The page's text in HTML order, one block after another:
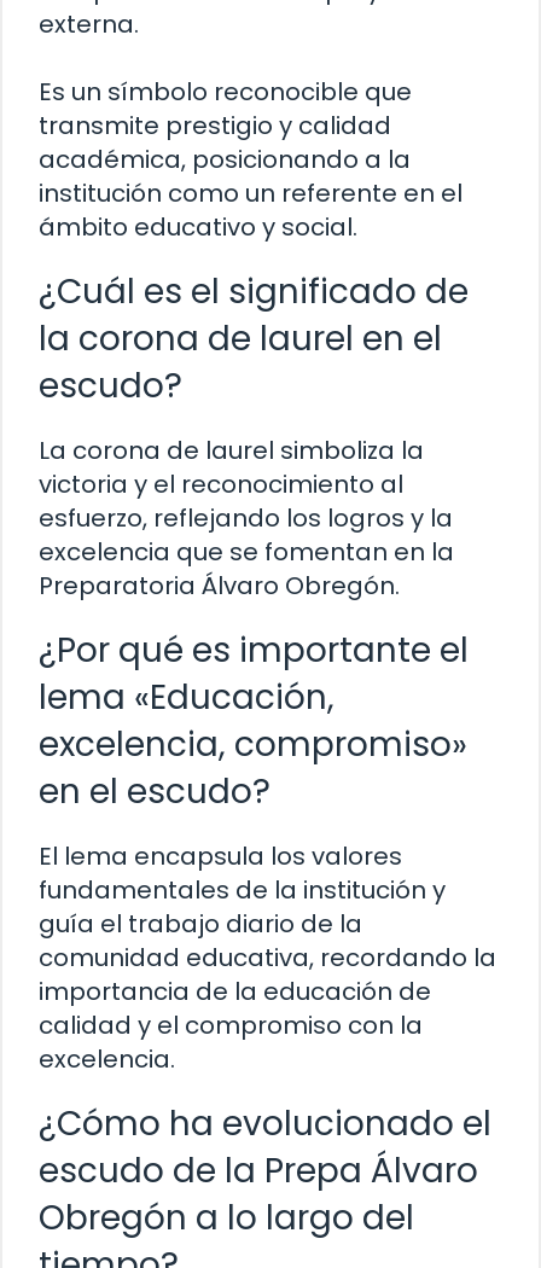
externa.
Es un símbolo reconocible que
transmite prestigio y calidad
académica, posicionando a la
institución como un referente en el
ámbito educativo y social.
¿Cuál es el significado de
la corona de laurel en el
escudo?
La corona de laurel simboliza la
victoria y el reconocimiento al
esfuerzo, reflejando los logros y la
excelencia que se fomentan en la
Preparatoria Álvaro Obregón.
¿Por qué es importante el
lema «Educación,
excelencia, compromiso»
en el escudo?
El lema encapsula los valores
fundamentales de la institución y
guía el trabajo diario de la
comunidad educativa, recordando la
importancia de la educación de
calidad y el compromiso con la
excelencia.
¿Cómo ha evolucionado el
escudo de la Prepa Álvaro
Obregón a lo largo del